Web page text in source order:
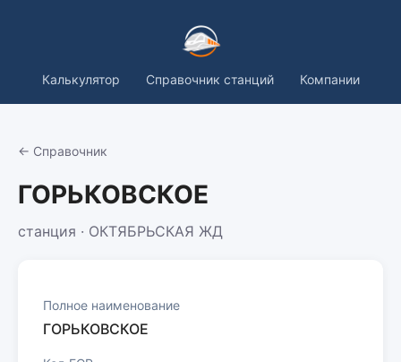
Калькулятор Справочник станций Компании
← Справочник
ГОРЬКОВСКОЕ
станция · ОКТЯБРЬСКАЯ ЖД
Полное наименование
ГОРЬКОВСКОЕ